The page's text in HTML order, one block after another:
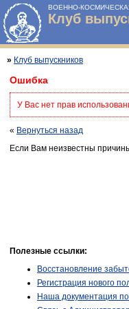
ВОЕННО-
Клуб
» Клуб выпускников
Ошибка
У Вас нет прав
« Вернуться назад
Если Вам неизвестны
Полезные ссылки:
Восстановление
Регистрация нового
Наша документация